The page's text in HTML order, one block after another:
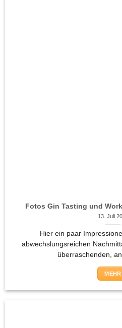
Fotos Gin Tasting und
13. Juli
Hier ein paar
abwechslungsreichen
überraschenden,
MEHR